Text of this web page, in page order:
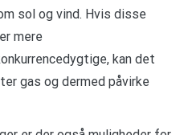
sol og vind. Hvis disse
mere
kan det
gas og dermed påvirke